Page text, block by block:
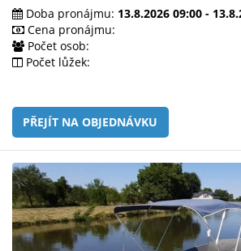
Doba pronájmu: 13.8.2026 09:00 -
Cena pronájmu:
Počet osob:
Počet lůžek:
PŘEJÍT NA OBJEDNÁVKU